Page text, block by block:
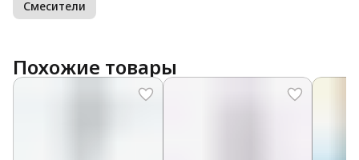
Смесители
Похожие товары